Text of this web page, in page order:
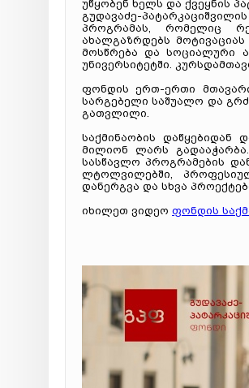
უწყობენ ხელს და ქვეყნის
გუდავაძე-
პროგრამას, რომელიც
ახალგაზრდებს
მოსწრება და სოციალური
უნივერსიტეტში.
ფონდის ერთ-ერთი
სარგებელი საშუალო და
გათვლილი.
საქმინაობის
მილიონ ლარს
სასწავლო პროგრამების
ლტოლვილებში,
დანერგვა და სხვა
იხილეთ ვიდეო ფონდის